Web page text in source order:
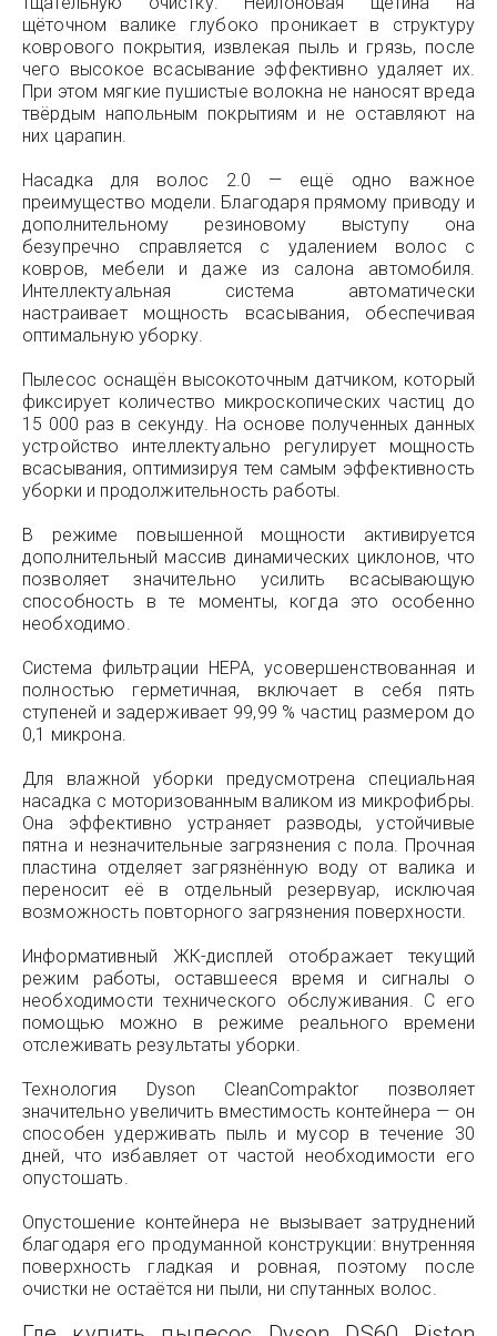
щёточном валике глубоко проникает в структуру
коврового покрытия, извлекая пыль и грязь, после
чего высокое всасывание эффективно удаляет их.
При этом мягкие пушистые волокна не наносят вреда
твёрдым напольным покрытиям и не оставляют на
них царапин.
Насадка для волос 2.0 — ещё одно важное
преимущество модели. Благодаря прямому приводу и
дополнительному резиновому выступу она
безупречно справляется с удалением волос с
ковров, мебели и даже из салона автомобиля.
Интеллектуальная система автоматически
настраивает мощность всасывания, обеспечивая
оптимальную уборку.
Пылесос оснащён высокоточным датчиком, который
фиксирует количество микроскопических частиц до
15 000 раз в секунду. На основе полученных данных
устройство интеллектуально регулирует мощность
всасывания, оптимизируя тем самым эффективность
уборки и продолжительность работы.
В режиме повышенной мощности активируется
дополнительный массив динамических циклонов, что
позволяет значительно усилить всасывающую
способность в те моменты, когда это особенно
необходимо.
Система фильтрации НЕРА, усовершенствованная и
полностью герметичная, включает в себя пять
ступеней и задерживает 99,99 % частиц размером до
0,1 микрона.
Для влажной уборки предусмотрена специальная
насадка с моторизованным валиком из микрофибры.
Она эффективно устраняет разводы, устойчивые
пятна и незначительные загрязнения с пола. Прочная
пластина отделяет загрязнённую воду от валика и
переносит её в отдельный резервуар, исключая
возможность повторного загрязнения поверхности.
Информативный ЖК-дисплей отображает текущий
режим работы, оставшееся время и сигналы о
необходимости технического обслуживания. С его
помощью можно в режиме реального времени
отслеживать результаты уборки.
Технология Dyson CleanCompaktor позволяет
значительно увеличить вместимость контейнера — он
способен удерживать пыль и мусор в течение 30
дней, что избавляет от частой необходимости его
опустошать.
Опустошение контейнера не вызывает затруднений
благодаря его продуманной конструкции: внутренняя
поверхность гладкая и ровная, поэтому после
очистки не остаётся ни пыли, ни спутанных волос.